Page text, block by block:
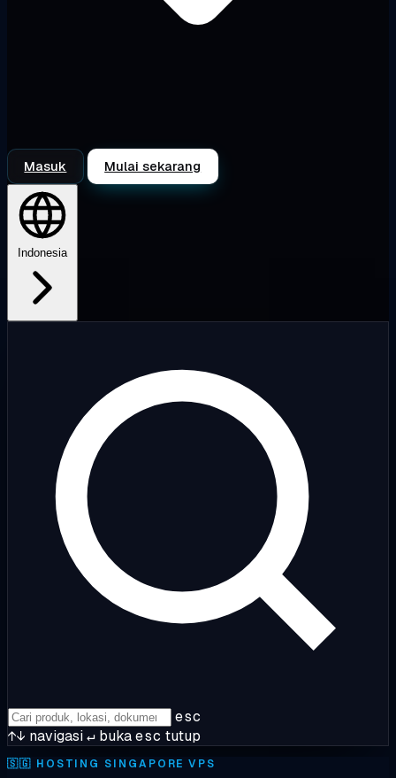
Masuk Mulai sekarang
Indonesia
esc
↑↓ navigasi↵ bukaesc tutup
🇸🇬 HOSTING SINGAPORE VPS